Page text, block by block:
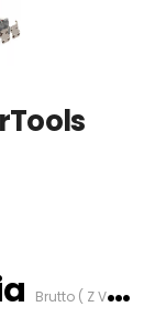
Brutto ( Z VAT 23%)